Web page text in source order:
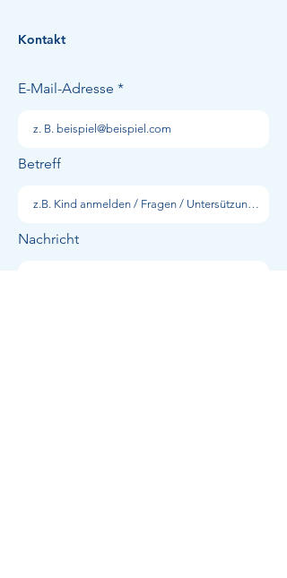
Kontakt
E-Mail-Adresse
Betreff
Nachricht